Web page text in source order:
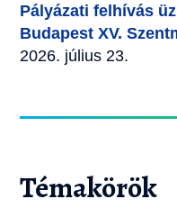
Pályázati felhívás
Budapest XV.
2026. július 23.
Témakörök